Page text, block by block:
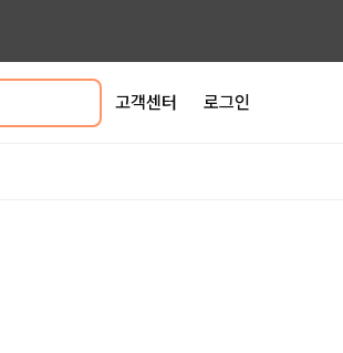
고객센터 로그인